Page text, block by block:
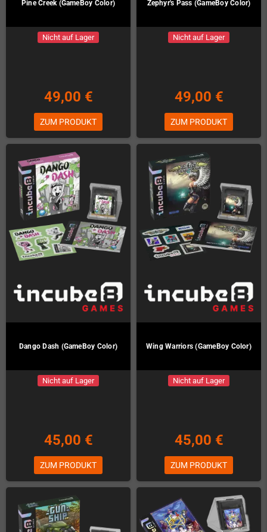
Pine Creek (GameBoy Color)
Nicht auf Lager
49,00 €
ZUM PRODUKT
Zephyr's Pass (GameBoy Color)
Nicht auf Lager
49,00 €
ZUM PRODUKT
Dango Dash (GameBoy Color)
Nicht auf Lager
45,00 €
ZUM PRODUKT
Wing Warriors (GameBoy Color)
Nicht auf Lager
45,00 €
ZUM PRODUKT